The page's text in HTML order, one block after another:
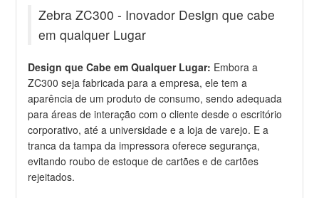
Zebra ZC300 - Inovador Design que cabe
em qualquer Lugar
Design que Cabe em Qualquer Lugar: Embora a
ZC300 seja fabricada para a empresa, ele tem a
aparência de um produto de consumo, sendo adequada
para áreas de interação com o cliente desde o escritório
corporativo, até a universidade e a loja de varejo. E a
tranca da tampa da impressora oferece segurança,
evitando roubo de estoque de cartões e de cartões
rejeitados.